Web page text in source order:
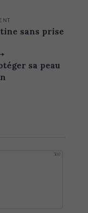
sans prise
sa peau
300